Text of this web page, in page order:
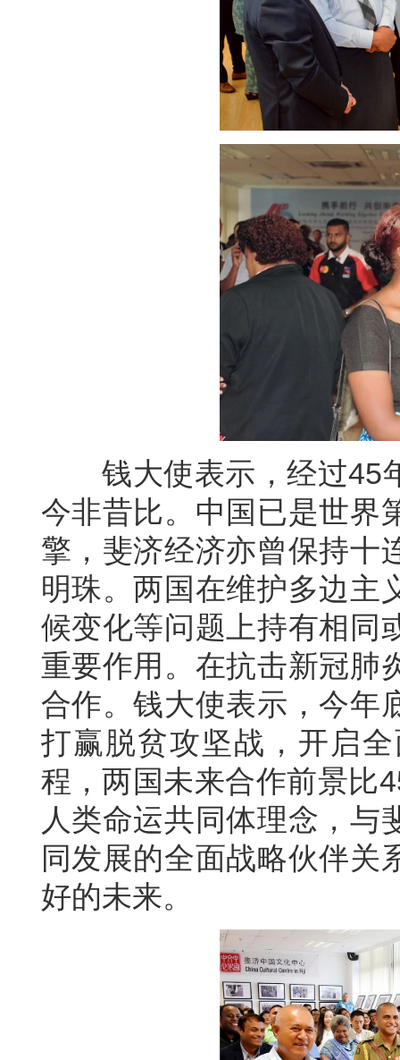
钱大使表示，经过45
今非昔比。中国已是世界
擎，斐济经济亦曾保持十
明珠。两国在维护多边主
候变化等问题上持有相同
重要作用。在抗击新冠肺
合作。钱大使表示，今年
打赢脱贫攻坚战，开启
程，两国未来合作前景比
人类命运共同体理念，与
同发展的全面战略伙伴关
好的未来。